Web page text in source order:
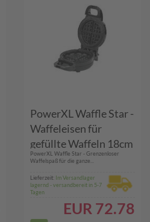
PowerXL Waffle Star -
Waffeleisen für
gefüllte Waffeln 18cm
PowerXL Waffle Star - Grenzenloser
Waffelspaß für die ganze...
Lieferzeit: Im Versandlager
lagernd - versandbereit in 5-7
Tagen
EUR 72.78